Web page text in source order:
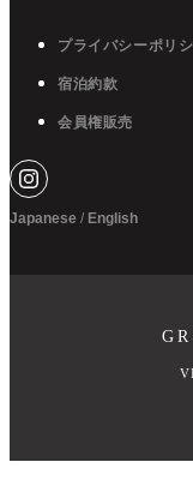
プライバシーポリ
宿泊約款
会員権販売
Japanese / English